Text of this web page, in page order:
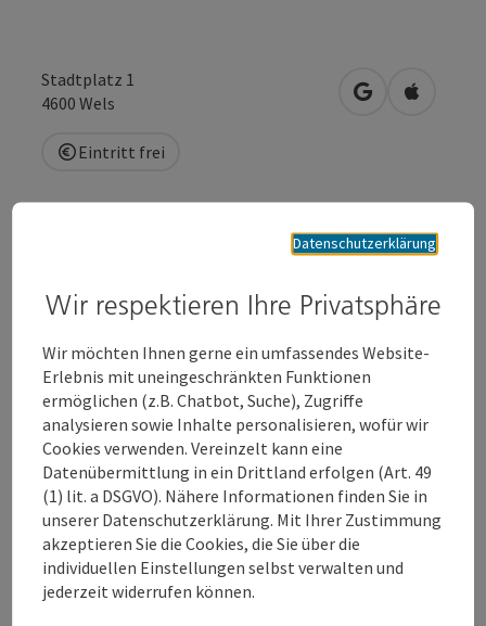
Stadtplatz 1
4600 Wels in Googlein Apple
Eintritt frei
Veranstaltungsinformationen
Infos folgen......
Kontakt
Veranstaltungsort
Zur Website
Datenschutzerklärung
Wir respektieren Ihre Privatsphäre
Wir möchten Ihnen gerne ein umfassendes Website-
Erlebnis mit uneingeschränkten Funktionen
ermöglichen (z.B. Chatbot, Suche), Zugriffe
analysieren sowie Inhalte personalisieren, wofür wir
Cookies verwenden. Vereinzelt kann eine
Datenübermittlung in ein Drittland erfolgen (Art. 49
(1) lit. a DSGVO). Nähere Informationen finden Sie in
unserer Datenschutzerklärung. Mit Ihrer Zustimmung
akzeptieren Sie die Cookies, die Sie über die
individuellen Einstellungen selbst verwalten und
jederzeit widerrufen können.